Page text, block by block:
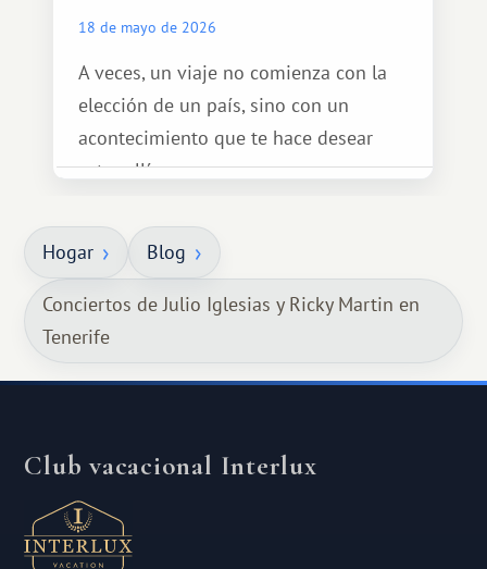
18 de mayo de 2026
A veces, un viaje no comienza con la
elección de un país, sino con un
acontecimiento que te hace desear
estar allí...
Hogar Blog
Conciertos de Julio Iglesias y Ricky Martin en
Tenerife
Club vacacional Interlux